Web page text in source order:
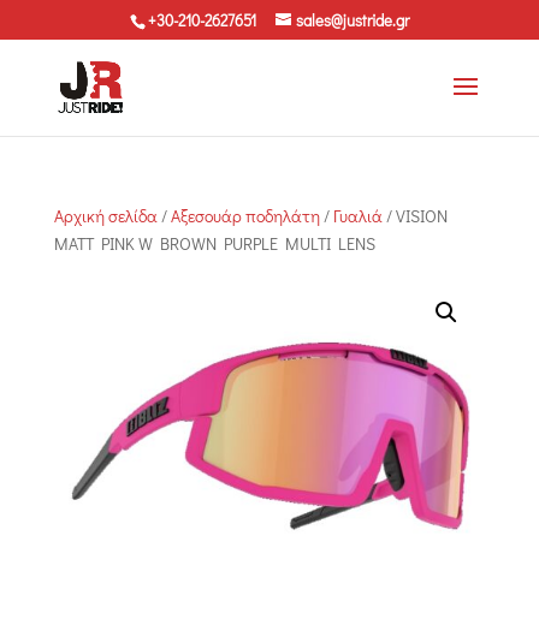
+30-210-2627651 sales@justride.gr
Αρχική σελίδα/Αξεσουάρ ποδηλάτη/ Γυαλιά/ VISION
MATT PINK W BROWN PURPLE MULTI LENS